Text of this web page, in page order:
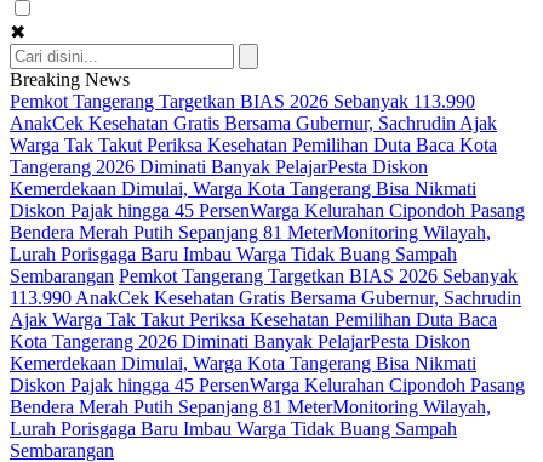
✖
Breaking News
Pemkot Tangerang Targetkan BIAS 2026 Sebanyak 113.990
AnakCek Kesehatan Gratis Bersama Gubernur, Sachrudin Ajak
Warga Tak Takut Periksa Kesehatan Pemilihan Duta Baca Kota
Tangerang 2026 Diminati Banyak PelajarPesta Diskon
Kemerdekaan Dimulai, Warga Kota Tangerang Bisa Nikmati
Diskon Pajak hingga 45 PersenWarga Kelurahan Cipondoh Pasang
Bendera Merah Putih Sepanjang 81 MeterMonitoring Wilayah,
Lurah Porisgaga Baru Imbau Warga Tidak Buang Sampah
Sembarangan Pemkot Tangerang Targetkan BIAS 2026 Sebanyak
113.990 AnakCek Kesehatan Gratis Bersama Gubernur, Sachrudin
Ajak Warga Tak Takut Periksa Kesehatan Pemilihan Duta Baca
Kota Tangerang 2026 Diminati Banyak PelajarPesta Diskon
Kemerdekaan Dimulai, Warga Kota Tangerang Bisa Nikmati
Diskon Pajak hingga 45 PersenWarga Kelurahan Cipondoh Pasang
Bendera Merah Putih Sepanjang 81 MeterMonitoring Wilayah,
Lurah Porisgaga Baru Imbau Warga Tidak Buang Sampah
Sembarangan